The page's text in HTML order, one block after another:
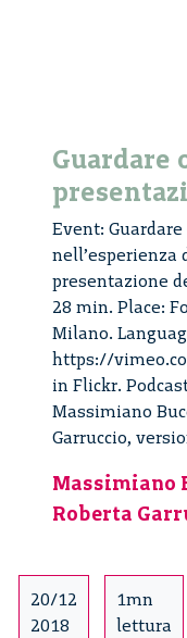
Guardare
Event:
nell’esperienza
presentazione
28 min. Place:
Milano.
https://
in Flickr.
Massimiano
Garruccio,
Massimiano
Roberta
20/12
2018
1mn
lettura